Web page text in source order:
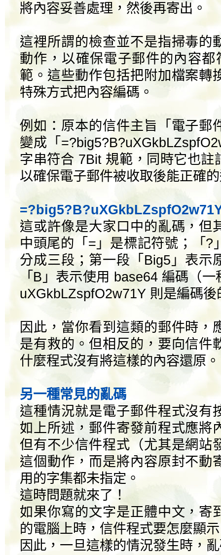
將內容妥善處理，然後再寄出。
這裡所謂的檢查並不是指掃毒的
動作，以確保電子郵件的內容
範。這些動作包括把附加檔案轉
特殊方式把內容編碼。
例如：原本的信件主旨「電子郵
變成「
字串符合 7Bit 規範，同時它也註
以確保電子郵件被收取後能正確
這或許像是大家口中的亂碼，但
中頭尾的「=」是標記符號；「?
分成三段；第一段「Big5」表示
「B」表示使用 base64 編碼（
uXGkbLZspfO2w71Y 則是編碼後
因此，當你看到這類的郵件時，
是有救的。但相反的，要向信件
什麼程式沒有將這樣的內容還原。
另一種常見的亂碼
這種情況就是電子郵件程式沒有
如上所述，郵件寄發前程式應將
但有不少信件程式（尤其是網站
這個動作，而是將內容原封不動
用的字集都未指定。
這時問題就來了！
如果你寫的文字是正體中文，寄
的電腦上時，信件程式要怎麼顯
因此，一旦這樣的情況發生時，